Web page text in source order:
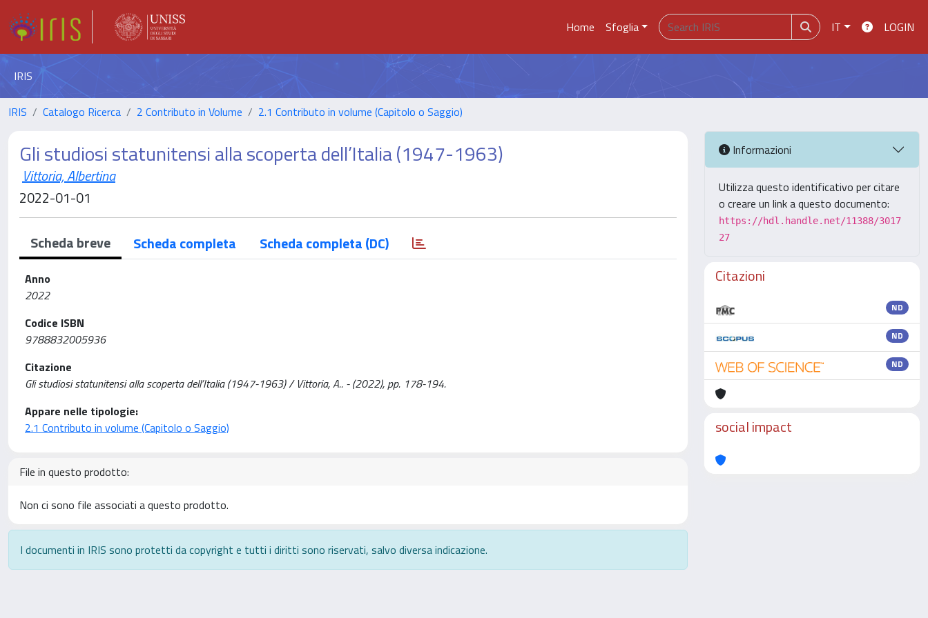
Home Sfoglia IT LOGIN
IRIS
IRIS Catalogo Ricerca 2 Contributo in Volume 2.1 Contributo in volume (Capitolo o Saggio)
Gli studiosi statunitensi alla scoperta dell’Italia (1947-1963)
Vittoria, Albertina
2022-01-01
Scheda breve Scheda completa Scheda completa (DC)
Anno
2022
Codice ISBN
9788832005936
Citazione
Gli studiosi statunitensi alla scoperta dell’Italia (1947-1963) / Vittoria, A.. - (2022), pp. 178-194.
Appare nelle tipologie:
2.1 Contributo in volume (Capitolo o Saggio)
File in questo prodotto:
Non ci sono file associati a questo prodotto.
I documenti in IRIS sono protetti da copyright e tutti i diritti sono riservati, salvo diversa indicazione.
Informazioni
Utilizza questo identificativo per citare
o creare un link a questo documento:
https://hdl.handle.net/11388/3017
27
Citazioni
ND
ND
ND
social impact